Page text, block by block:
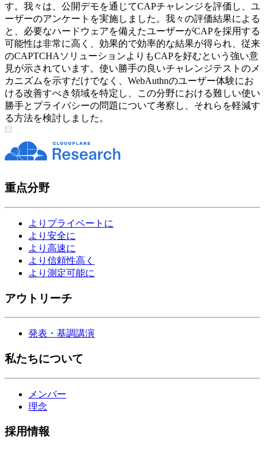
す。我々は、公開デモを通じてCAPチャレンジを評価し、ユ
ーザーのアンケートを実施しました。我々の評価結果による
と、必要なハードウェアを備えたユーザーがCAPを採用する
可能性は非常に高く、効果的で効率的な結果が得られ、従来
のCAPTCHAソリューションよりもCAPを好むという強い意
見が示されています。使い勝手の良いチャレンジテストのメ
カニズムを示すだけでなく、WebAuthnのユーザー体験にお
ける改善すべき領域を特定し、この分野における難しい使い
勝手とプライバシーの問題について考察し、それらを軽減す
る方法を検討しました。
重点分野
よりプライベートに
より安全に
より高速に
より信頼性高く
より測定可能に
アウトリーチ
発表・基調講演
私たちについて
メンバー
理念
採用情報